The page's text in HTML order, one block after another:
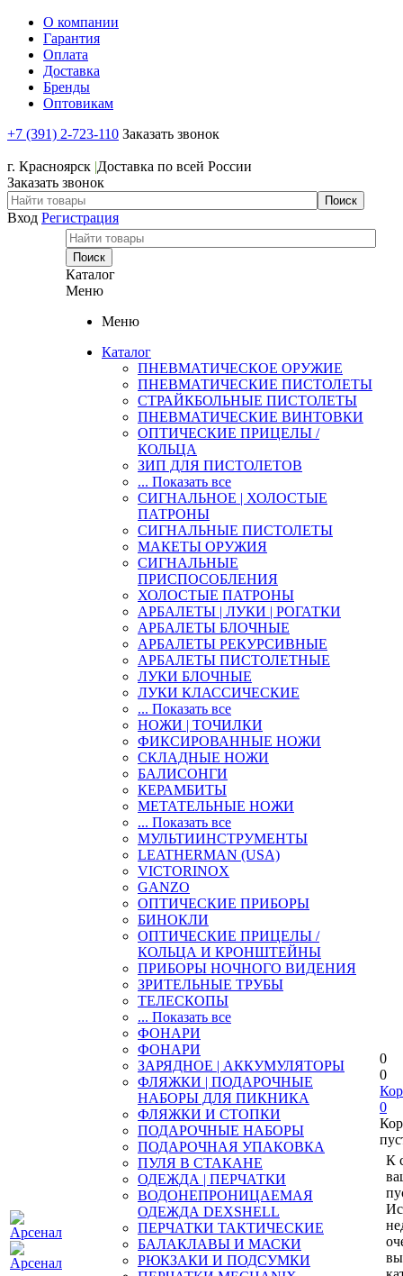
О компании
Гарантия
Оплата
Доставка
Бренды
Оптовикам
+7 (391) 2-723-110 Заказать звонок
г. Красноярск |Доставка по всей России
Заказать звонок
Вход Регистрация
Каталог
Меню
Меню
Каталог
ПНЕВМАТИЧЕСКОЕ ОРУЖИЕ
ПНЕВМАТИЧЕСКИЕ ПИСТОЛЕТЫ
СТРАЙКБОЛЬНЫЕ ПИСТОЛЕТЫ
ПНЕВМАТИЧЕСКИЕ ВИНТОВКИ
ОПТИЧЕСКИЕ ПРИЦЕЛЫ /
КОЛЬЦА
ЗИП ДЛЯ ПИСТОЛЕТОВ
... Показать все
СИГНАЛЬНОЕ | ХОЛОСТЫЕ
ПАТРОНЫ
СИГНАЛЬНЫЕ ПИСТОЛЕТЫ
МАКЕТЫ ОРУЖИЯ
СИГНАЛЬНЫЕ
ПРИСПОСОБЛЕНИЯ
ХОЛОСТЫЕ ПАТРОНЫ
АРБАЛЕТЫ | ЛУКИ | РОГАТКИ
АРБАЛЕТЫ БЛОЧНЫЕ
АРБАЛЕТЫ РЕКУРСИВНЫЕ
АРБАЛЕТЫ ПИСТОЛЕТНЫЕ
ЛУКИ БЛОЧНЫЕ
ЛУКИ КЛАССИЧЕСКИЕ
... Показать все
НОЖИ | ТОЧИЛКИ
ФИКСИРОВАННЫЕ НОЖИ
СКЛАДНЫЕ НОЖИ
БАЛИСОНГИ
КЕРАМБИТЫ
МЕТАТЕЛЬНЫЕ НОЖИ
... Показать все
МУЛЬТИИНСТРУМЕНТЫ
LEATHERMAN (USA)
VICTORINOX
GANZO
ОПТИЧЕСКИЕ ПРИБОРЫ
БИНОКЛИ
ОПТИЧЕСКИЕ ПРИЦЕЛЫ /
КОЛЬЦА И КРОНШТЕЙНЫ
ПРИБОРЫ НОЧНОГО ВИДЕНИЯ
ЗРИТЕЛЬНЫЕ ТРУБЫ
ТЕЛЕСКОПЫ
... Показать все
ФОНАРИ
ФОНАРИ
ЗАРЯДНОЕ | АККУМУЛЯТОРЫ
ФЛЯЖКИ | ПОДАРОЧНЫЕ
НАБОРЫ ДЛЯ ПИКНИКА
ФЛЯЖКИ И СТОПКИ
ПОДАРОЧНЫЕ НАБОРЫ
ПОДАРОЧНАЯ УПАКОВКА
ПУЛЯ В СТАКАНЕ
ОДЕЖДА | ПЕРЧАТКИ
ВОДОНЕПРОНИЦАЕМАЯ
ОДЕЖДА DEXSHELL
ПЕРЧАТКИ ТАКТИЧЕСКИЕ
БАЛАКЛАВЫ И МАСКИ
РЮКЗАКИ И ПОДСУМКИ
0
0
0
К